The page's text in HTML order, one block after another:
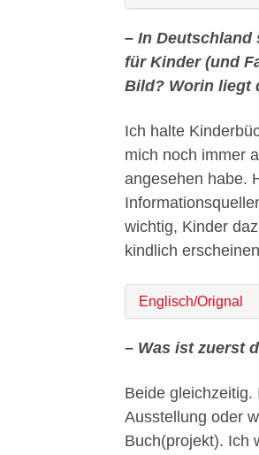
– In Deutschland
für Kinder (und
Bild? Worin liegt
Ich halte
mich noch immer
angesehen habe.
wichtig, Kinder
kindlich
Englisch/Orignal
– Was ist zuerst
Beide
Ausstellung oder
Buch(projekt). Ich